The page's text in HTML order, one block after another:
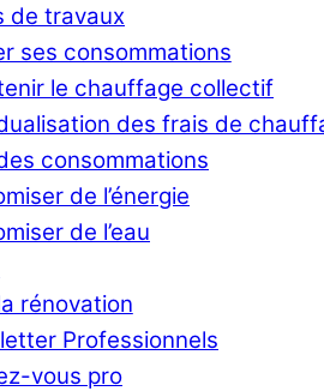
de travaux
ses consommations
le chauffage collectif
des frais de
consommations
de l’énergie
de l’eau
rénovation
Professionnels
vous pro